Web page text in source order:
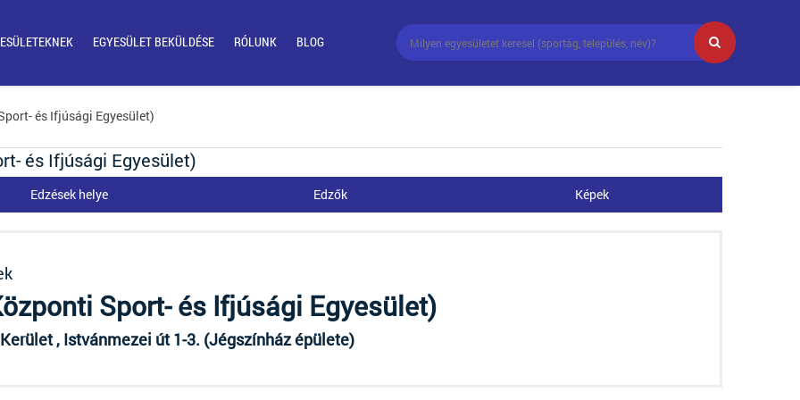
EGYESÜLET BEKÜLDÉSE RÓLUNK BLOG
és Ifjúsági Egyesület)
és Ifjúsági Egyesület)
Edzések helye Edzők Képek
Sport- és Ifjúsági Egyesület)
, Istvánmezei út 1-3. (Jégszínház épülete)